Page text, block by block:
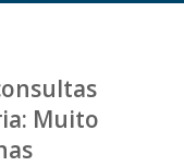
Muito